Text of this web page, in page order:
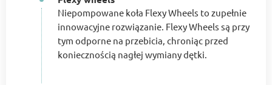
Niepompowane koła Flexy Wheels to zupełnie
innowacyjne rozwiązanie. Flexy Wheels są przy
tym odporne na przebicia, chroniąc przed
koniecznością nagłej wymiany dętki.